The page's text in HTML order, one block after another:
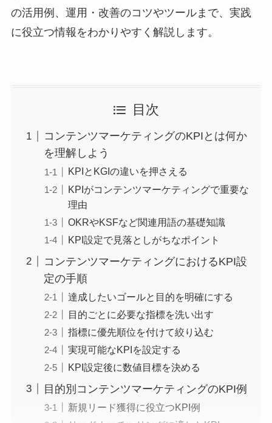
の活用例、運用・改善のコツやツールまで、実践
に役立つ情報をわかりやすく解説します。
目次
コンテンツマーケティングのKPIとは何か
を理解しよう
KPIとKGIの違いを押さえる
KPIがコンテンツマーケティングで重要な
理由
OKRやKSFなど関連用語の基礎知識
KPI設定で見落としがちなポイント
コンテンツマーケティングにおけるKPI設
定の手順
達成したいゴールと目的を明確にする
目的ごとに必要な指標を洗い出す
指標に優先順位を付けて絞り込む
実現可能なKPIを設定する
KPI設定後に数値目標を決める
目的別コンテンツマーケティングのKPI例
新規リード獲得に役立つKPI例